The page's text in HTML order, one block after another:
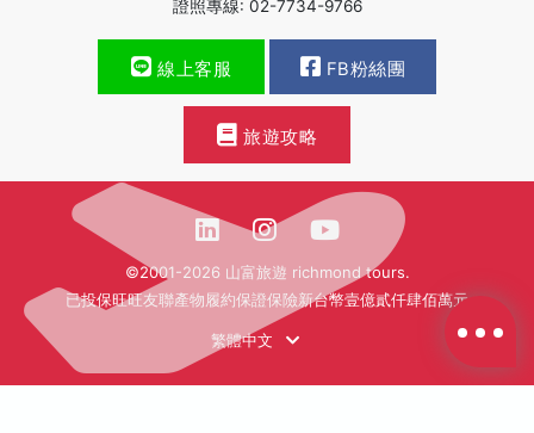
證照專線: 02-7734-9766
線上客服 FB粉絲團
旅遊攻略
©2001-2026 山富旅遊 richmond tours.
已投保旺旺友聯產物履約保證保險新台幣壹億貳仟肆佰萬元
繁體中文